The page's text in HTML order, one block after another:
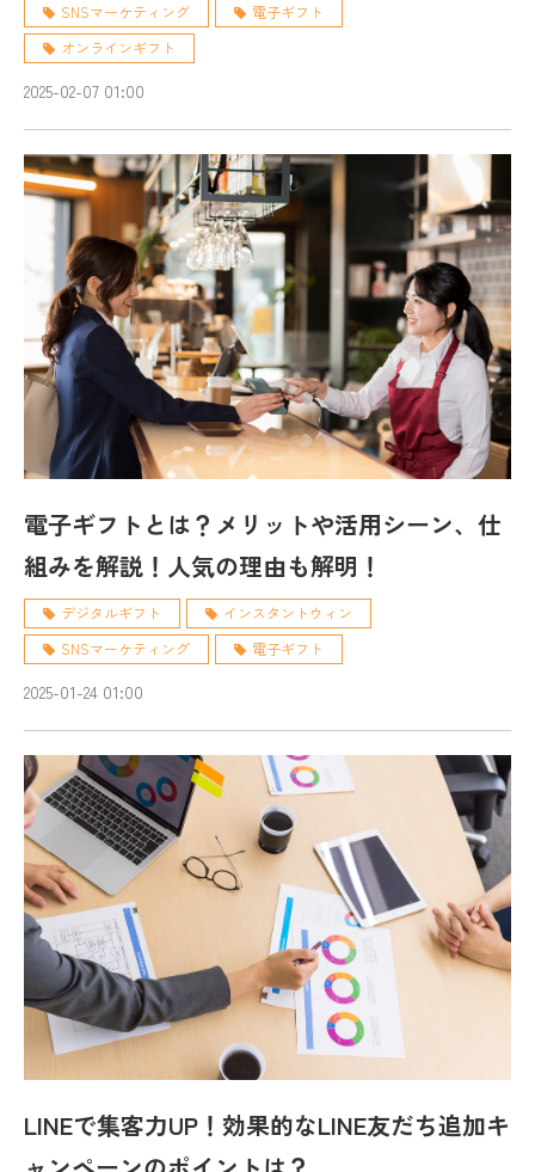
SNSマーケティング
電子ギフト
オンラインギフト
2025-02-07 01:00
電子ギフトとは？メリットや活用シーン、仕
組みを解説！人気の理由も解明！
デジタルギフト
インスタントウィン
SNSマーケティング
電子ギフト
2025-01-24 01:00
LINEで集客力UP！効果的なLINE友だち追加キ